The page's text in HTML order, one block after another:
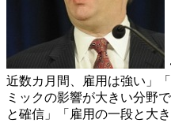
近数カ月間、雇用は強い」
ミックの影響が大きい分野
と確信」「雇用の一段と大